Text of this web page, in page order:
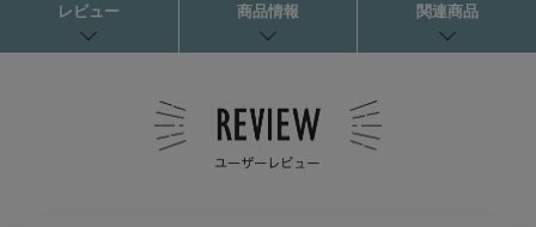
レビュー 商品情報 関連商品